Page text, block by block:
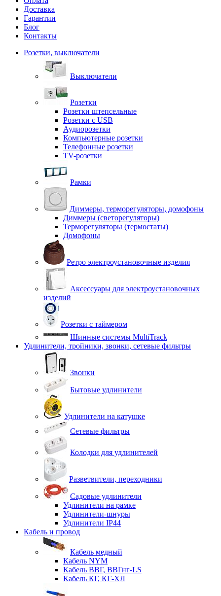
Доставка
Гарантии
Блог
Контакты
Розетки, выключатели
Выключатели
Розетки
Розетки штепсельные
Розетки с USB
Аудиорозетки
Компьютерные розетки
Телефонные розетки
TV-розетки
Рамки
Диммеры, терморегуляторы, домофоны
Диммеры (светорегуляторы)
Терморегуляторы (термостаты)
Домофоны
Ретро электроустановочные изделия
Аксессуары для электроустановочных
изделий
Розетки с таймером
Шинные системы MultiTrack
Удлинители, тройники, звонки, сетевые фильтры
Звонки
Бытовые удлинители
Удлинители на катушке
Сетевые фильтры
Колодки для удлинителей
Разветвители, переходники
Садовые удлинители
Удлинители на рамке
Удлинители-шнуры
Удлинители IP44
Кабель и провод
Кабель медный
Кабель NYM
Кабель ВВГ, ВВГнг-LS
Кабель КГ, КГ-ХЛ